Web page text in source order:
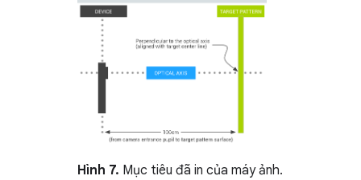
Hình 7. Mục tiêu đã in của máy ảnh.